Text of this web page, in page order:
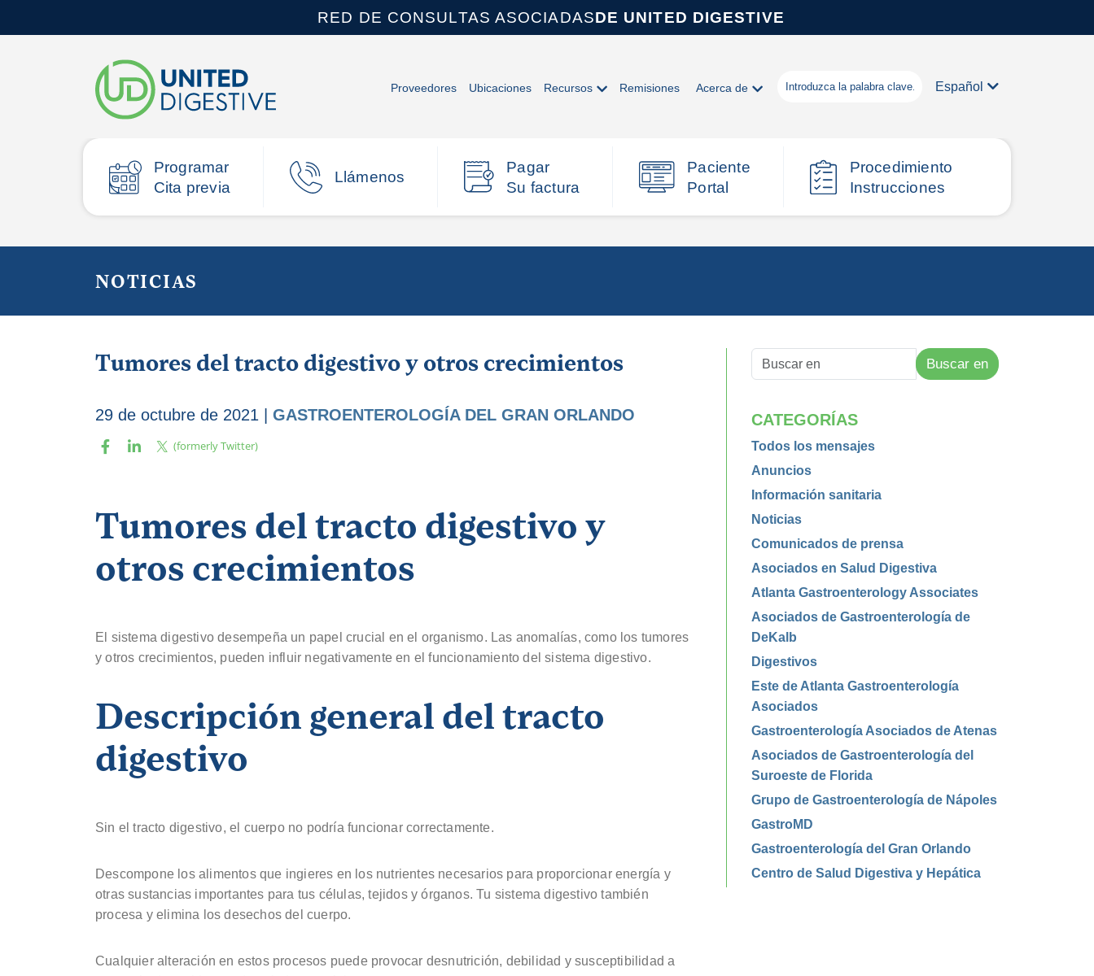
RED DE CONSULTAS ASOCIADASDE UNITED DIGESTIVE
Proveedores Ubicaciones Recursos Remisiones Acerca de Español
Programar
Cita previa
Llámenos
Pagar
Su factura
Paciente
Portal
Procedimiento
Instrucciones
NOTICIAS
Tumores del tracto digestivo y otros crecimientos
29 de octubre de 2021 GASTROENTEROLOGÍA DEL GRAN ORLANDO
Tumores del tracto digestivo y
otros crecimientos
El sistema digestivo desempeña un papel crucial en el organismo. Las anomalías, como los tumores
y otros crecimientos, pueden influir negativamente en el funcionamiento del sistema digestivo.
Descripción general del tracto
digestivo
Sin el tracto digestivo, el cuerpo no podría funcionar correctamente.
Descompone los alimentos que ingieres en los nutrientes necesarios para proporcionar energía y
otras sustancias importantes para tus células, tejidos y órganos. Tu sistema digestivo también
procesa y elimina los desechos del cuerpo.
Cualquier alteración en estos procesos puede provocar desnutrición, debilidad y susceptibilidad a
Buscar en
CATEGORÍAS
Todos los mensajes
Anuncios
Información sanitaria
Noticias
Comunicados de prensa
Asociados en Salud Digestiva
Atlanta Gastroenterology Associates
Asociados de Gastroenterología de
DeKalb
Digestivos
Este de Atlanta Gastroenterología
Asociados
Gastroenterología Asociados de Atenas
Asociados de Gastroenterología del
Suroeste de Florida
Grupo de Gastroenterología de Nápoles
GastroMD
Gastroenterología del Gran Orlando
Centro de Salud Digestiva y Hepática